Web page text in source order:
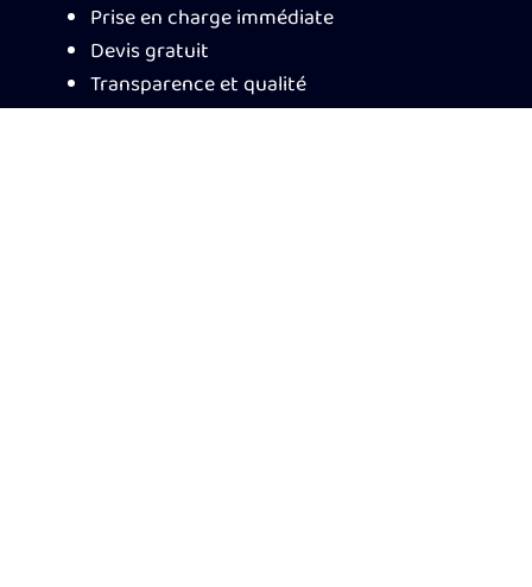
Prise en charge immédiate
Devis gratuit
Transparence et qualité
Conseils avisés et bienveillance